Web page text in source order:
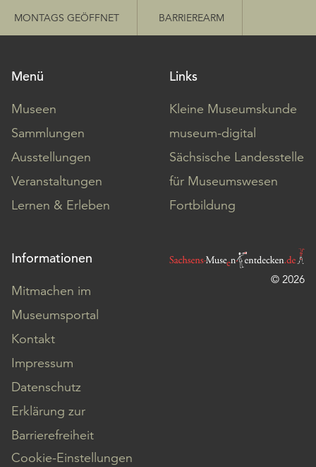
MONTAGS GEÖFFNET BARRIEREARM
Menü
Museen
Sammlungen
Ausstellungen
Veranstaltungen
Lernen & Erleben
Links
Kleine Museumskunde
museum-digital
Sächsische Landesstelle
für Museumswesen
Fortbildung
Informationen
Mitmachen im
Museumsportal
Kontakt
Impressum
Datenschutz
Erklärung zur
Barrierefreiheit
Cookie-Einstellungen
© 2026